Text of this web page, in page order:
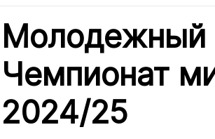
Молодежный
Чемпионат
2024/25